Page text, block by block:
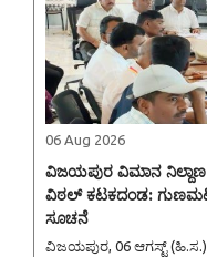
06 Aug 2026
ವಿಜಯಪುರ ವಿಮಾನ
ವಿಠಲ್ ಕಟಕದಂಡ:
ಸೂಚನೆ
ವಿಜಯಪುರ, 06 ಆಗಸ್ಟ್ (ಹಿ.ಸ.) ಆ್ಯಂಕರ್ : ವಿಜಯಪುರ ಜಿಲ್ಲೆಯ